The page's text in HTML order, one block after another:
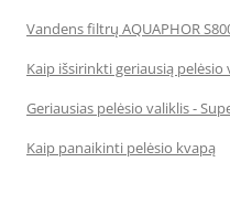
Vandens filtrų AQUAPHOR
Kaip išsirinkti geriausią pelėsio
Geriausias pelėsio valiklis -
Kaip panaikinti pelėsio kvapą